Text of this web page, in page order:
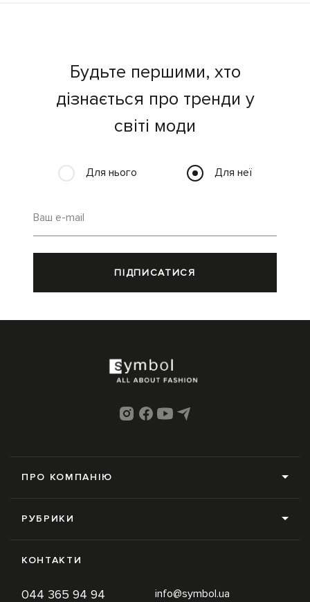
Будьте першими, хто
дізнається про тренди у
світі моди
Для нього Для неї
Ваш e-mail
ПІДПИСАТИСЯ
ПРО КОМПАНІЮ
Контакти
РУБРИКИ
КОНТАКТИ
044 365 94 94 info@symbol.ua